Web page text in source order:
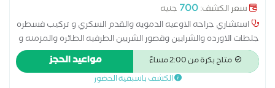
سعر الكشف:700 جنيه
استشاري جراحه الاوعيه الدمويه والقدم السكري و تركيب فسطره
جلطات الاورده والشرايين وقصور الشريين الطرفيه الطائره والمزمنه و
علاج مرض القد السكري و علاج الدوالي الساقيين بدون جراحه
وجلطات الاورده السطحيه والعميقه
متاح بكرة من 2:00 مساءً مواعيد الحجز
الكشف باسبقية الحضور